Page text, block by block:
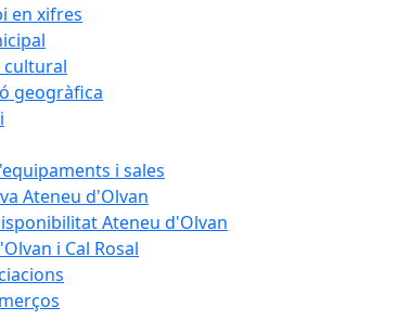
en xifres
geogràfica
i sales
Ateneu d'Olvan
Ateneu d'Olvan
i Cal Rosal